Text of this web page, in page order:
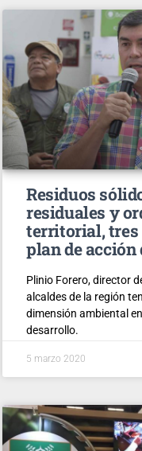
Residuos
residuales y
territorial, tres
plan de
Plinio Forero, director
alcaldes de la región
dimensión ambiental
desarrollo.
5 marzo 2020